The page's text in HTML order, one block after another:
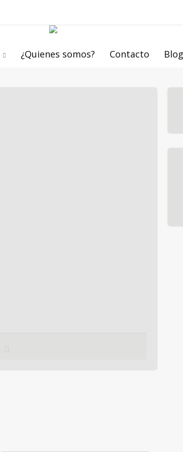
¿Quienes somos? Contacto Blog